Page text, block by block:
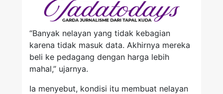
“Banyak nelayan yang tidak kebagian
karena tidak masuk data. Akhirnya mereka
beli ke pedagang dengan harga lebih
mahal,” ujarnya.
Ia menyebut, kondisi itu membuat nelayan